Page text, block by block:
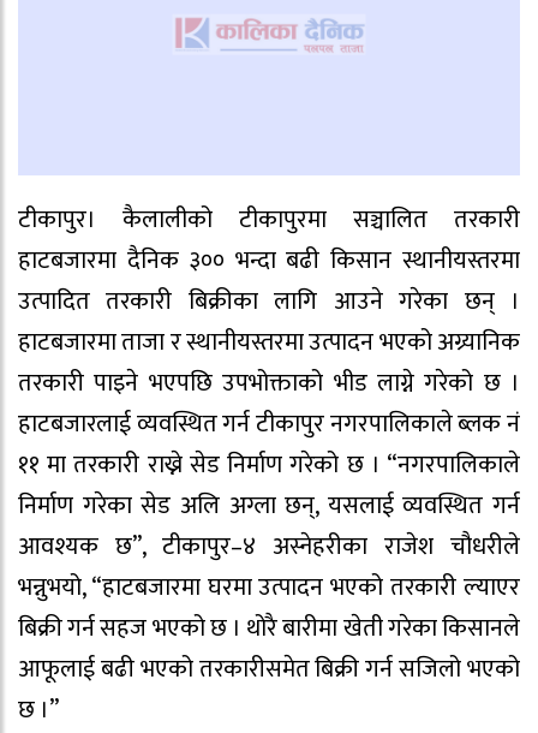
टीकापुर। कैलालीको टीकापुरमा सञ्चालित तरकारी
हाटबजारमा दैनिक ३०० भन्दा बढी किसान स्थानीयस्तरमा
उत्पादित तरकारी बिक्रीका लागि आउने गरेका छन् ।
हाटबजारमा ताजा र स्थानीयस्तरमा उत्पादन भएको अग्र्यानिक
तरकारी पाइने भएपछि उपभोक्ताको भीड लाग्ने गरेको छ ।
हाटबजारलाई व्यवस्थित गर्न टीकापुर नगरपालिकाले ब्लक नं
११ मा तरकारी राख्ने सेड निर्माण गरेको छ । “नगरपालिकाले
निर्माण गरेका सेड अलि अग्ला छन्, यसलाई व्यवस्थित गर्न
आवश्यक छ”, टीकापुर–४ अस्नेहरीका राजेश चौधरीले
भन्नुभयो, “हाटबजारमा घरमा उत्पादन भएको तरकारी ल्याएर
बिक्री गर्न सहज भएको छ । थोरै बारीमा खेती गरेका किसानले
आफूलाई बढी भएको तरकारीसमेत बिक्री गर्न सजिलो भएको
छ ।”